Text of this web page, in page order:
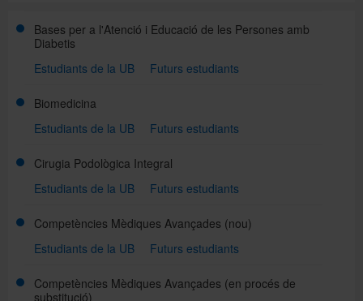
Bases per a l'Atenció i Educació de les Persones amb
Diabetis
Estudiants de la UB
Futurs estudiants
Biomedicina
Estudiants de la UB
Futurs estudiants
Cirugia Podològica Integral
Estudiants de la UB
Futurs estudiants
Competències Mèdiques Avançades (nou)
Estudiants de la UB
Futurs estudiants
Competències Mèdiques Avançades (en procés de
substitució)